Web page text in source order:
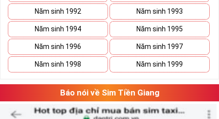
sim
, sim VÀNGtuyệt đẹp, với đẳng cấp đứng đầu. Vẻ đẹp mà
số 5 tạo nên là tổng hòa của ý nghĩa và hình thức, con số 5 gồm cả
những nét gãy và nét cong như cuộc sống có
lúcthănglúctrầmnhưng họ sẽ tìm thấy con đường phát triển vững
bền của mình.
Năm sinh 1992 Năm sinh 1993
Năm sinh 1994 Năm sinh 1995
Năm sinh 1996 Năm sinh 1997
Năm sinh 1998 Năm sinh 1999
Báo nói về Sim Tiền Giang